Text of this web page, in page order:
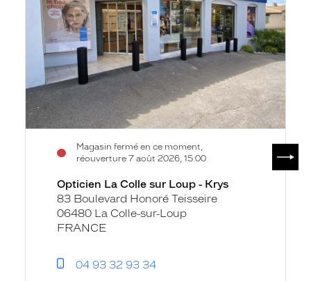
Loup
Krys
Magasin fermé en ce moment,
réouverture 7 août 2026, 15:00
Opticien La Colle sur Loup - Krys
83 Boulevard Honoré Teisseire
06480 La Colle-sur-Loup
FRANCE
04 93 32 93 34